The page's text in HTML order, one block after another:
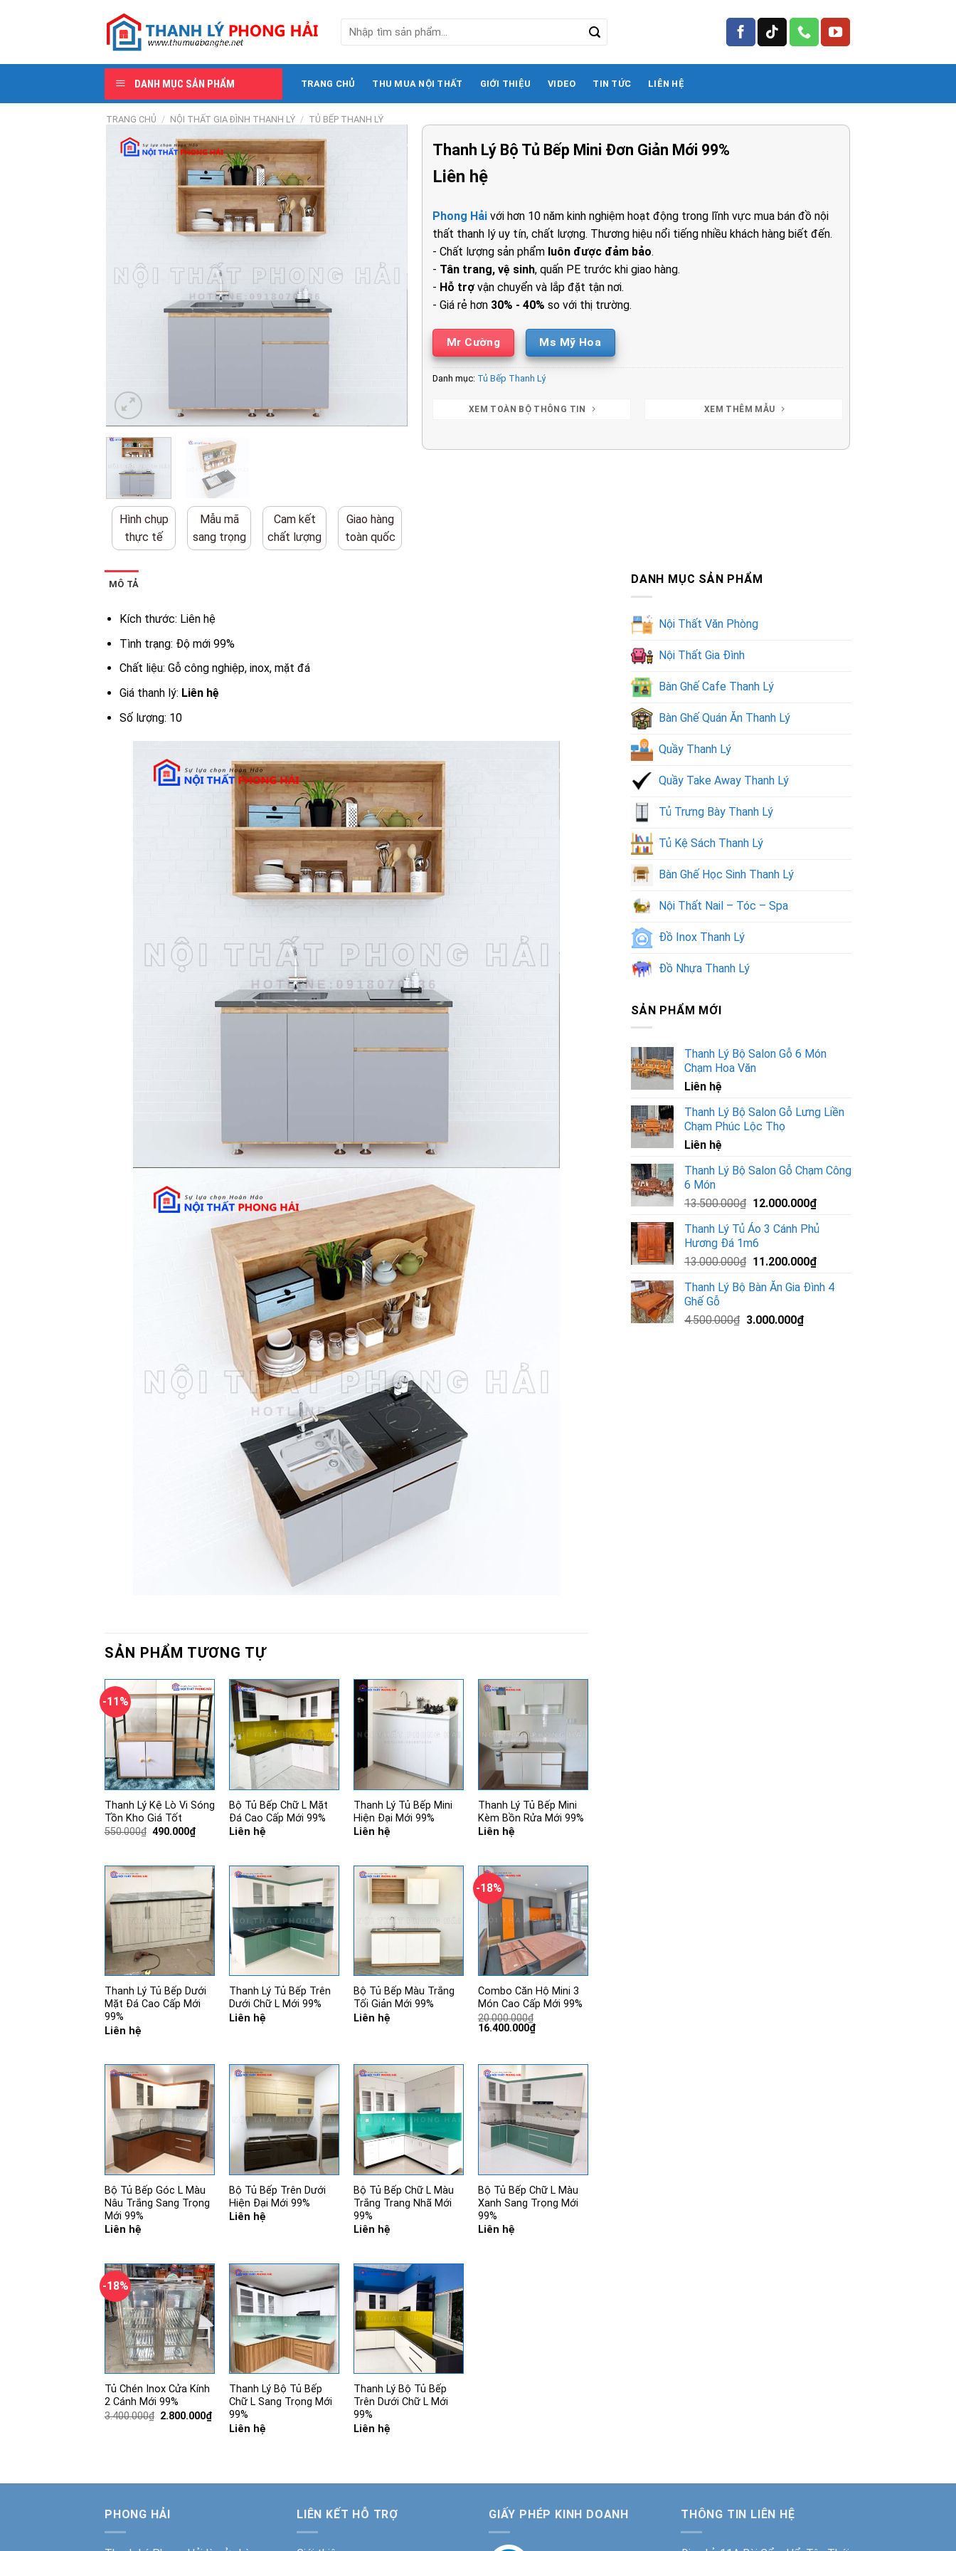
kiếm:
DANH MỤC SẢN PHẨM TRANG CHỦ THU MUA NỘI THẤT GIỚI THIỆU VIDEO TIN TỨC LIÊN HỆ
TRANG CHỦ / NỘI THẤT GIA ĐÌNH THANH LÝ / TỦ BẾP THANH LÝ
Hình chụp
thực tế
Mẫu mã
sang trọng
Cam kết
chất lượng
Giao hàng
toàn quốc
Thanh Lý Bộ Tủ Bếp Mini Đơn Giản Mới 99%
Liên hệ
Phong Hải với hơn 10 năm kinh nghiệm hoạt động trong lĩnh vực mua bán đồ nội
thất thanh lý uy tín, chất lượng. Thương hiệu nổi tiếng nhiều khách hàng biết đến.
- Chất lượng sản phẩm luôn được đảm bảo.
- Tân trang, vệ sinh, quấn PE trước khi giao hàng.
- Hỗ trợ vận chuyển và lắp đặt tận nơi.
- Giá rẻ hơn 30% - 40% so với thị trường.
Mr Cường Ms Mỹ Hoa
Danh mục: Tủ Bếp Thanh Lý
XEM TOÀN BỘ THÔNG TIN XEM THÊM MẪU
MÔ TẢ
Kích thước: Liên hệ
Tình trạng: Độ mới 99%
Chất liệu: Gỗ công nghiệp, inox, mặt đá
Giá thanh lý: Liên hệ
Số lượng: 10
SẢN PHẨM TƯƠNG TỰ
-11%
Thanh Lý Kệ Lò Vi Sóng
Tồn Kho Giá Tốt
550.000₫ Giá
490.000₫Giá
490.000₫.
Bộ Tủ Bếp Chữ L Mặt
Đá Cao Cấp Mới 99%
Liên hệ
Thanh Lý Tủ Bếp Mini
Hiện Đại Mới 99%
Liên hệ
Thanh Lý Tủ Bếp Mini
Kèm Bồn Rửa Mới 99%
Liên hệ
Thanh Lý Tủ Bếp Dưới
Mặt Đá Cao Cấp Mới
99%
Liên hệ
Thanh Lý Tủ Bếp Trên
Dưới Chữ L Mới 99%
Liên hệ
Bộ Tủ Bếp Màu Trắng
Tối Giản Mới 99%
Liên hệ
-18%
Combo Căn Hộ Mini 3
Món Cao Cấp Mới 99%
20.000.000₫
Giá
16.400.000₫Giá
hiện
16.400.000₫.
Bộ Tủ Bếp Góc L Màu
Nâu Trắng Sang Trọng
Mới 99%
Liên hệ
Bộ Tủ Bếp Trên Dưới
Hiện Đại Mới 99%
Liên hệ
Bộ Tủ Bếp Chữ L Màu
Trắng Trang Nhã Mới
99%
Liên hệ
Bộ Tủ Bếp Chữ L Màu
Xanh Sang Trọng Mới
99%
Liên hệ
-18%
Tủ Chén Inox Cửa Kính
2 Cánh Mới 99%
3.400.000₫ Giá
2.800.000₫Giá
hiện
Thanh Lý Bộ Tủ Bếp
Chữ L Sang Trọng Mới
99%
Liên hệ
Thanh Lý Bộ Tủ Bếp
Trên Dưới Chữ L Mới
99%
Liên hệ
DANH MỤC SẢN PHẨM
Nội Thất Văn Phòng
Nội Thất Gia Đình
Bàn Ghế Cafe Thanh Lý
Bàn Ghế Quán Ăn Thanh Lý
Quầy Thanh Lý
Quầy Take Away Thanh Lý
Tủ Trưng Bày Thanh Lý
Tủ Kệ Sách Thanh Lý
Bàn Ghế Học Sinh Thanh Lý
Nội Thất Nail – Tóc – Spa
Đồ Inox Thanh Lý
Đồ Nhựa Thanh Lý
SẢN PHẨM MỚI
Thanh Lý Bộ Salon Gỗ 6 Món
Chạm Hoa Văn
Liên hệ
Thanh Lý Bộ Salon Gỗ Lưng Liền
Chạm Phúc Lộc Thọ
Liên hệ
Thanh Lý Bộ Salon Gỗ Chạm Công
6 Món
13.500.000₫ Giá
là:
13.500.000₫.
12.000.000₫Giá
tại
12.000.000₫.
Thanh Lý Tủ Áo 3 Cánh Phủ
Hương Đá 1m6
13.000.000₫ Giá
là:
11.200.000₫Giá
tại
Thanh Lý Bộ Bàn Ăn Gia Đình 4
Ghế Gỗ
4.500.000₫ Giá
3.000.000₫Giá
PHONG HẢI LIÊN KẾT HỖ TRỢ GIẤY PHÉP KINH DOANH THÔNG TIN LIÊN HỆ